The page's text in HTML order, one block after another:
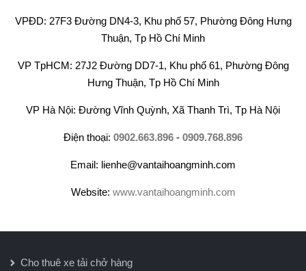
VPĐD: 27F3 Đường DN4-3, Khu phố 57, Phường Đông Hưng
Thuận, Tp Hồ Chí Minh
VP TpHCM: 27J2 Đường DD7-1, Khu phố 61, Phường Đông
Hưng Thuận, Tp Hồ Chí Minh
VP Hà Nội: Đường Vĩnh Quỳnh, Xã Thanh Trì, Tp Hà Nội
Điện thoại: 0902.663.896 - 0909.768.896
Email: lienhe@vantaihoangminh.com
Website: www.vantaihoangminh.com
Cho thuê xe tải chở hàng